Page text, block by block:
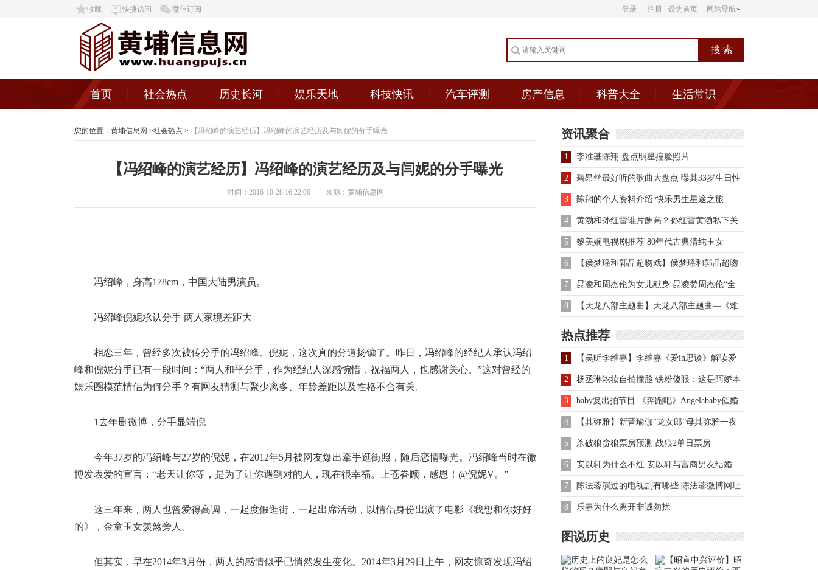
收藏 快捷访问 微信订阅 登录 注册 设为首页 网站导航
首页 社会热点 历史长河 娱乐天地 科技快讯 汽车评测 房产信息 科普大全 生活常识
您的位置： 黄埔信息网 >社会热点 > 【冯绍峰的演艺经历】冯绍峰的演艺经历及与闫妮的分手曝光
【冯绍峰的演艺经历】冯绍峰的演艺经历及与闫妮的分手曝光
时间：2016-10-28 16:22:00 来源：黄埔信息网
冯绍峰，身高178cm，中国大陆男演员。
冯绍峰倪妮承认分手 两人家境差距大
相恋三年，曾经多次被传分手的冯绍峰、倪妮，这次真的分道扬镳了。昨日，冯绍峰的经纪人承认冯绍
峰和倪妮分手已有一段时间：“两人和平分手，作为经纪人深感惋惜，祝福两人，也感谢关心。”这对曾经的
娱乐圈模范情侣为何分手？有网友猜测与聚少离多、年龄差距以及性格不合有关。
1去年删微博，分手显端倪
今年37岁的冯绍峰与27岁的倪妮，在2012年5月被网友爆出牵手逛街照，随后恋情曝光。冯绍峰当时在微
博发表爱的宣言：“老天让你等，是为了让你遇到对的人，现在很幸福。上苍眷顾，感恩！@倪妮V。”
这三年来，两人也曾爱得高调，一起度假逛街，一起出席活动，以情侣身份出演了电影《我想和你好好
的》，金童玉女羡煞旁人。
但其实，早在2014年3月份，两人的感情似乎已悄然发生变化。2014年3月29日上午，网友惊奇发现冯绍
资讯聚合
1 李准基陈翔 盘点明星撞脸照片
2 碧昂丝最好听的歌曲大盘点 曝其33岁生日性
感撩人
3 陈翔的个人资料介绍 快乐男生星途之旅
4 黄渤和孙红雷谁片酬高？孙红雷黄渤私下关
系如何？
5 黎美娴电视剧推荐 80年代古典清纯玉女
6 【侯梦瑶和郭品超吻戏】侯梦瑶和郭品超吻
戏 侯梦瑶的早年经历
7 昆凌和周杰伦为女儿献身 昆凌赞周杰伦“全
勤爸爸”
8 【天龙八部主题曲】天龙八部主题曲—《难
念的经》，《难念的经》
热点推荐
1 【吴昕李维嘉】李维嘉《爱in思谈》解读爱
商 吴昕曝择偶标准
2 杨丞琳浓妆自拍撞脸 铁粉傻眼：这是阿娇本
人吧？
3 baby复出拍节目 《奔跑吧》Angelababy催婚
鹿晗
4 【其弥雅】新晋瑜伽“龙女郎”母其弥雅一夜
爆红 成男神收割机
5 杀破狼贪狼票房预测 战狼2单日票房
6 安以轩为什么不红 安以轩与富商男友结婚
7 陈法蓉演过的电视剧有哪些 陈法蓉微博网址
是什么
8 乐嘉为什么离开非诚勿扰
图说历史